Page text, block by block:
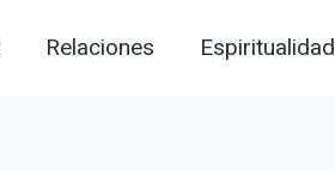
Relaciones Espiritualidad